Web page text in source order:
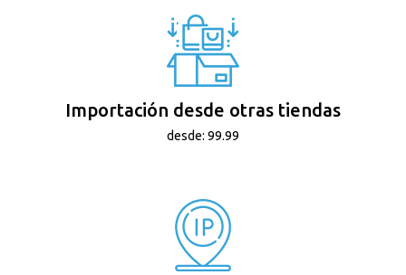
Importación desde otras tiendas
desde: 99.99